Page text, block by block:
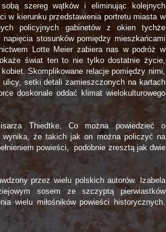
szereg wątków i eliminując kolejnych
w kierunku przedstawienia portretu miasta w
policyjnych gabinetów z okien tychże
stosunków pomiędzy mieszkańcami
Lotte Meier zabiera nas w podróż w
świat ten to nie tylko dostatnie życie,
Skomplikowane relacje pomiędzy nimi,
ulicy, setki detali zamieszczonych na kartach
doskonale oddać klimat wielokulturowego
Thiedtke. Co można powiedzieć o
że takich jak on można policzyć na
powieści,
podobnie zresztą jak dwie
przez wielu polskich autorów. Izabela
sosem ze szczyptą pierwiastków
wielu miłośników powieści historycznych.